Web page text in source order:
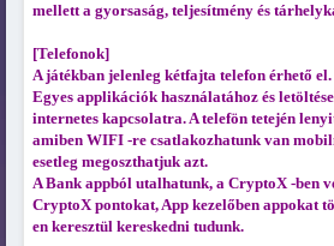
mellett a gyorsaság, teljesítmény és
[Telefonok]
A játékban jelenleg kétfajta telefon érhető el.
Egyes applikációk használatához és
internetes kapcsolatra. A telefön tetején
amiben WIFI -re csatlakozhatunk van
esetleg megoszthatjuk azt.
A Bank appból utalhatunk, a CryptoX -ben
CryptoX pontokat, App kezelőben appokat
en keresztül kereskedni tudunk.